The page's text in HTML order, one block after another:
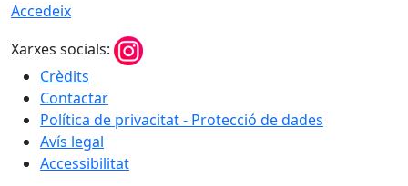
Accedeix
Xarxes socials:
Crèdits
Contactar
Política de privacitat - Protecció de dades
Avís legal
Accessibilitat